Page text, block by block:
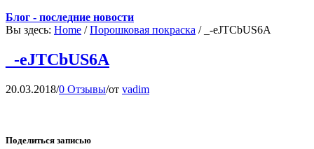
Блог - последние новости
Вы здесь: Home / Порошковая покраска / _-eJTCbUS6A
_-eJTCbUS6A
20.03.2018/0 Отзывы/от vadim
Поделиться записью